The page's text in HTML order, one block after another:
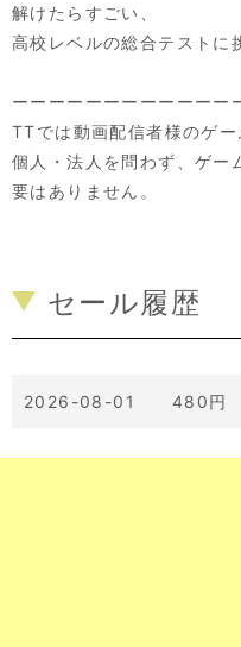
解けたらすごい、
高校レベルの総合テストに
ーーーーーーーーーーーー
TTでは動画配信者様のゲー
個人・法人を問わず、ゲー
要はありません。
セール履歴
2026-08-01 480円